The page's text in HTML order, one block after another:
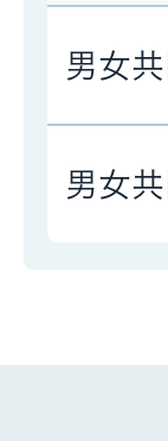
男女
男女